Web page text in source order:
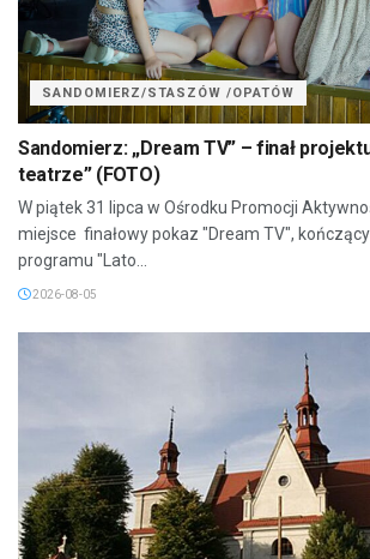
SANDOMIERZ/STASZÓW /OPATÓW
Sandomierz: „Dream TV” – finał
teatrze” (FOTO)
W piątek 31 lipca w Ośrodku Promocji
miejsce finałowy pokaz "Dream TV",
programu "Lato...
2026-08-05